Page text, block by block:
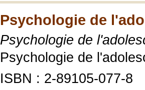
Psychologie de
Psychologie de
Psychologie de
ISBN : 2-89105-077-8